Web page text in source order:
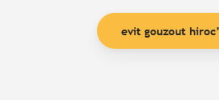
evit gouzout